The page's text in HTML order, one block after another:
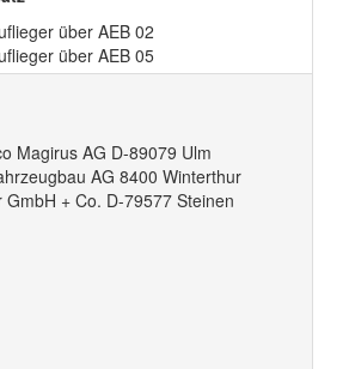
über AEB 02
über AEB 05
Magirus AG D-89079 Ulm
AG 8400 Winterthur
GmbH + Co. D-79577 Steinen